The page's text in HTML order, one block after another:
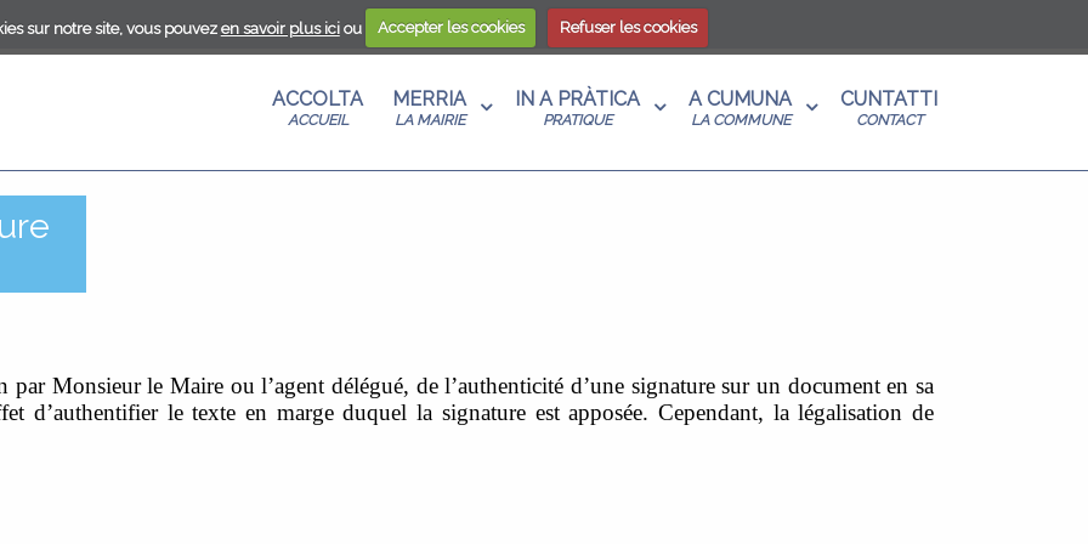
sur notre site, vous pouvez en savoir plus iciou Accepter les cookies Refuser les cookies
UN
EN
ACCOLTA
ACCUEIL
MERRIA
LA MAIRIE
IN A PRÀTICA
PRATIQUE
A CUMUNA
LA COMMUNE
CUNTATTI
CONTACT
par Monsieur le Maire ou l’agent délégué, de l’authenticité d’une signature sur un document en sa
d’authentifier le texte en marge duquel la signature est apposée. Cependant, la légalisation de